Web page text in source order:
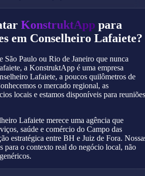
KonstruktApp para
em Conselheiro Lafaiete?
São Paulo ou Rio de Janeiro que nunca
a KonstruktApp é uma empresa
Lafaiete, a poucos quilômetros de
o mercado regional, as
locais e estamos disponíveis para reuniões
Lafaiete merece uma agência que
saúde e comércio do Campo das
estratégica entre BH e Juiz de Fora.
para o contexto real do negócio local, não